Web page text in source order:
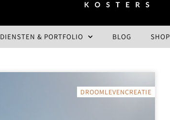
DIENSTEN & PORTFOLIO BLOG SHOP
DROOMLEVENCREATIE